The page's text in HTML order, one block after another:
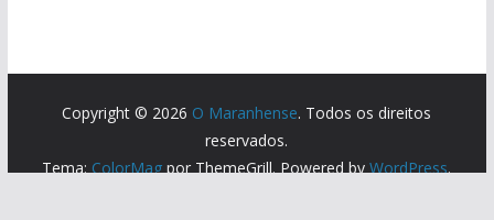
Copyright © 2026 O Maranhense. Todos os direitos
reservados.
Tema: ColorMag por ThemeGrill. Powered byWordPress.